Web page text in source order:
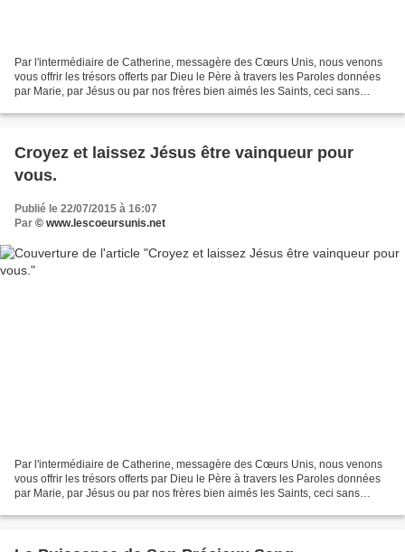
Par l'intermédiaire de Catherine, messagère des Cœurs Unis, nous venons
vous offrir les trésors offerts par Dieu le Père à travers les Paroles données
par Marie, par Jésus ou par nos frères bien aimés les Saints, ceci sans
Croyez et laissez Jésus être vainqueur pour
vous.
Publié le 22/07/2015 à 16:07
Par © www.lescoeursunis.net
Par l'intermédiaire de Catherine, messagère des Cœurs Unis, nous venons
vous offrir les trésors offerts par Dieu le Père à travers les Paroles données
par Marie, par Jésus ou par nos frères bien aimés les Saints, ceci sans